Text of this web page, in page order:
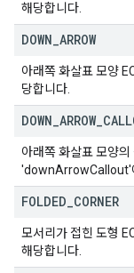
해당합니다.
DOWN ARROW
아래쪽 화살표 모양
당합니다.
DOWN ARROW_
아래쪽 화살표 모양
'downArrowCallout'
FOLDED CORNER
모서리가 접힌 도형
해당합니다.